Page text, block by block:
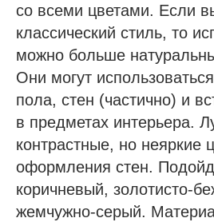
со всеми цветами. Если
классический стиль, то
можно больше
Они могут
пола, стен (частично) и
в предметах интерьера.
контрастные, но неяркие
оформления стен.
коричневый, золотисто-
жемчужно-серый.